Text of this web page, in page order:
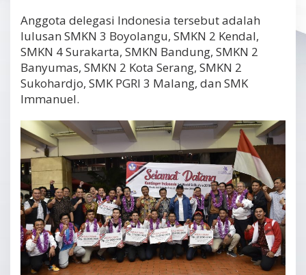
Anggota delegasi Indonesia tersebut adalah
lulusan SMKN 3 Boyolangu, SMKN 2 Kendal,
SMKN 4 Surakarta, SMKN Bandung, SMKN 2
Banyumas, SMKN 2 Kota Serang, SMKN 2
Sukohardjo, SMK PGRI 3 Malang, dan SMK
Immanuel.